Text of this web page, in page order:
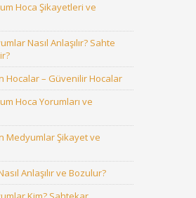
Hoca Şikayetleri ve
Nasıl Anlaşılır? Sahte
Hocalar – Güvenilir Hocalar
Hoca Yorumları ve
Medyumlar Şikayet ve
Anlaşılır ve Bozulur?